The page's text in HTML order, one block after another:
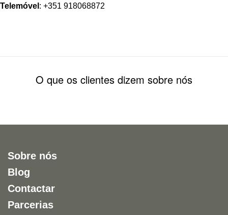
Telemóvel : +351 918068872
O que os clientes dizem sobre nós
Sobre nós
Blog
Contactar
Parcerias